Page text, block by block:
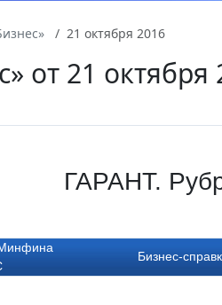
21 октября 2016
от 21 октября
ГАРАНТ.
Бизнес-